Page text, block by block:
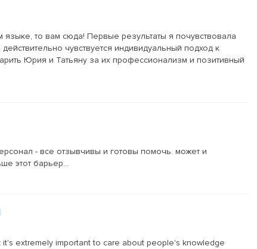
языке, то вам сюда! Первые результаты я почувствовала
чувствуется индивидуальный подход к
Юрия и Татьяну за их профессионализм и позитивный
- все отзывчивы и готовы помочь. может и
этот барьер...
extremely important to care about people's knowledge